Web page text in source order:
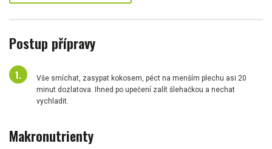
Postup přípravy
Vše smíchat, zasypat kokosem, péct na menším plechu asi 20
minut dozlatova. Ihned po upečení zalít šlehačkou a nechat
vychladit.
Makronutrienty